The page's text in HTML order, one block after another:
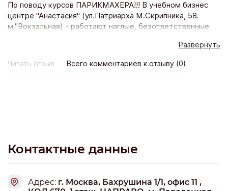
По поводу курсов ПАРИКМАХЕРА!!! В учебном бизнес
центре "Анастасия" (ул.Патриарха М.Скрипника, 58.
м."Вокзальная) - работают наглые, безответственные
Я записалась на все 3 курса (парикмахер модельер
стилист) 8 августа 2016г. Мне рассказали красивую
историю о том, что меня научат стричь, делать
устраивает..Спросила за инструменты, выдают ли они
какие-то ножницы и т.п. Ответ:"Да, можете купить у нас
набор за 70 грн." (ТЕПЕРЬ,ДАЖЕ НЕ ЗНАЮ ЗА КАКОЙ
НАБОР ШЛА РЕЧЬ).. Так же сказали , что:"Диплом
входит в стоимость, за него платить не нужно"
Развернуть
Читать отзыв Всего комментариев к отзыву (0)
Контактные данные
Адрес: г. Москва, Бахрушина 1/1, офис 11 ,